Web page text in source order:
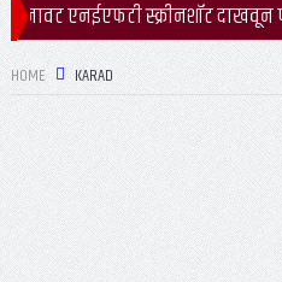
दाखवून फसवणूक करणारा
HOME KARAD